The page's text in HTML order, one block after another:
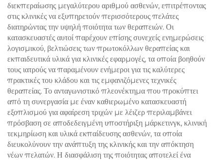
διεκπεραίωσης μεγαλύτερου αριθμού ασθενών, επιτρέποντας
στις κλινικές να εξυπηρετούν περισσότερους πελάτες
διατηρώντας την υψηλή ποιότητα των θεραπειών. Οι
κατασκευαστές αυτοί παρέχουν επίσης συνεχείς ενημερώσεις
λογισμικού, βελτιώσεις των πρωτοκόλλων θεραπείας και
εκπαιδευτικά υλικά για κλινικές εφαρμογές, τα οποία βοηθούν
τους ιατρούς να παραμένουν ενήμεροι για τις καλύτερες
πρακτικές του κλάδου και τις εμφανιζόμενες τεχνικές
θεραπείας. Το ανταγωνιστικό πλεονέκτημα που προκύπτει
από τη συνεργασία με έναν καθιερωμένο κατασκευαστή
εξοπλισμού για αφαίρεση τριχών με λέιζερ περιλαμβάνει
πρόσβαση σε αποδεδειγμένη υποστήριξη μάρκετινγκ, κλινική
τεκμηρίωση και υλικά εκπαίδευσης ασθενών, τα οποία
διευκολύνουν την ανάπτυξη της κλινικής και την απόκτηση
νέων πελατών. Η διασφάλιση της ποιότητας αποτελεί ένα